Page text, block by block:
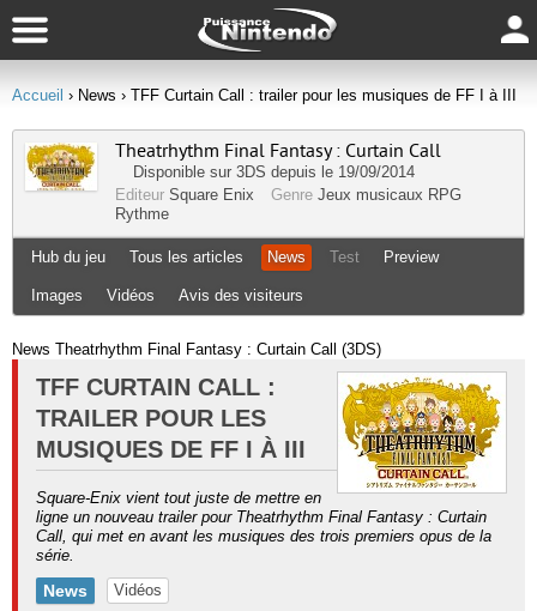
Accueil › News › TFF Curtain Call : trailer pour les musiques de FF I à III
Theatrhythm Final Fantasy : Curtain Call
Disponible sur 3DS depuis le 19/09/2014
Editeur Square Enix Genre Jeux musicaux RPG
Rythme
Hub du jeu Tous les articles News Test Preview
Images Vidéos Avis des visiteurs
News Theatrhythm Final Fantasy : Curtain Call (3DS)
TFF CURTAIN CALL :
TRAILER POUR LES
MUSIQUES DE FF I À III
Square-Enix vient tout juste de mettre en
ligne un nouveau trailer pour Theatrhythm Final Fantasy : Curtain
Call, qui met en avant les musiques des trois premiers opus de la
série.
News Vidéos